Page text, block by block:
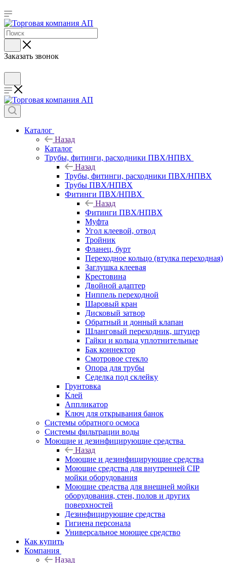
Заказать звонок
Каталог
Назад
Каталог
Трубы, фитинги, расходники ПВХ/НПВХ
Назад
Трубы, фитинги, расходники ПВХ/НПВХ
Трубы ПВХ/НПВХ
Фитинги ПВХ/НПВХ
Назад
Фитинги ПВХ/НПВХ
Муфта
Угол клеевой, отвод
Тройник
Фланец, бурт
Переходное кольцо (втулка переходная)
Заглушка клеевая
Крестовина
Двойной адаптер
Ниппель переходной
Шаровый кран
Дисковый затвор
Обратный и донный клапан
Шланговый переходник, штуцер
Гайки и кольца уплотнительные
Бак коннектор
Смотровое стекло
Опора для трубы
Седелка под склейку
Грунтовка
Клей
Аппликатор
Ключ для открывания банок
Системы обратного осмоса
Системы фильтрации воды
Моющие и дезинфицирующие средства
Назад
Моющие и дезинфицирующие средства
Моющие средства для внутренней CIP
мойки оборудования
Моющие средства для внешней мойки
оборудования, стен, полов и других
поверхностей
Дезинфицирующие средства
Гигиена персонала
Универсальное моющее средство
Как купить
Компания
Назад